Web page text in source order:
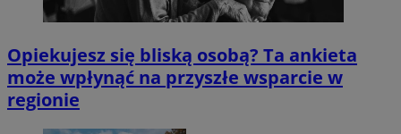
Opiekujesz się bliską osobą? Ta ankieta
może wpłynąć na przyszłe wsparcie w
regionie